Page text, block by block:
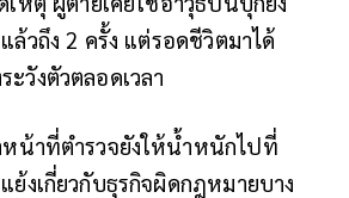
ล้วถึง 2 ครั้ง แต่รอดชีวิตมาได้
วังตัวตลอดเวลา
หน้าที่ตำรวจยังให้น้ำหนักไปที่
ย้งเกี่ยวกับธุรกิจผิดกฎหมายบาง